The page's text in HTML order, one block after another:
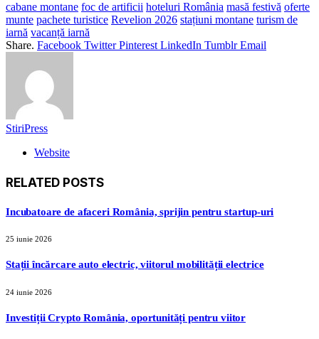
cabane montane foc de artificii hoteluri România masă festivă oferte
munte pachete turistice Revelion 2026 stațiuni montane turism de
iarnă vacanță iarnă
Share. Facebook Twitter Pinterest LinkedIn Tumblr Email
StiriPress
Website
RELATED POSTS
Incubatoare de afaceri România, sprijin pentru startup-uri
25 iunie 2026
Stații încărcare auto electric, viitorul mobilității electrice
24 iunie 2026
Investiții Crypto România, oportunități pentru viitor